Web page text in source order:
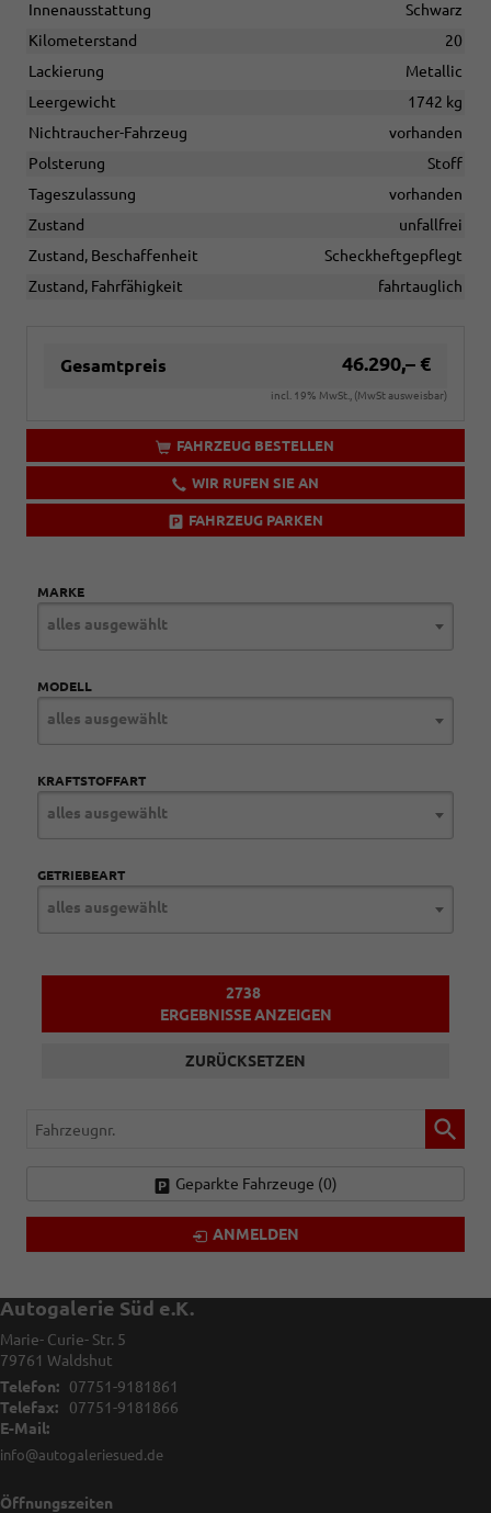
Innenausstattung
Schwarz
Kilometerstand
20
Lackierung
Metallic
Leergewicht
1742 kg
Nichtraucher-Fahrzeug
vorhanden
Polsterung
Stoff
Tageszulassung
vorhanden
Zustand
unfallfrei
Zustand, Beschaffenheit
Scheckheftgepflegt
Zustand, Fahrfähigkeit
fahrtauglich
Gesamtpreis 46.290,– €
incl. 19% MwSt., (MwSt ausweisbar)
FAHRZEUG BESTELLEN
WIR RUFEN SIE AN
FAHRZEUG PARKEN
MARKE
alles ausgewählt
MODELL
alles ausgewählt
KRAFTSTOFFART
alles ausgewählt
GETRIEBEART
alles ausgewählt
2738
ERGEBNISSE ANZEIGEN
ZURÜCKSETZEN
Fahrzeugnr.
Geparkte Fahrzeuge (0)
ANMELDEN
Autogalerie Süd e.K.
Marie- Curie- Str. 5
79761 Waldshut
Telefon:
07751-9181861
Telefax:
07751-9181866
E-Mail:
info@autogaleriesued.de
Öffnungszeiten